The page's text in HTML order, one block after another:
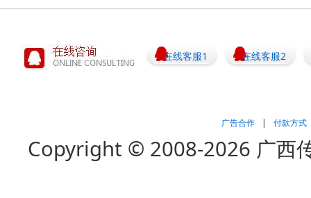
在线客服1 在线客服2
广告合作 | 付款方式
Copyright © 2008-2026 广西